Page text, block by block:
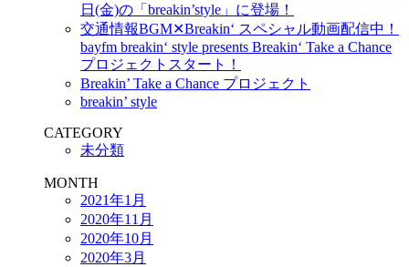
日(金)の「breakin’style」に登場！
交通情報BGM✕Breakin‘ スペシャル動画配信中！
bayfm breakin‘ style presents Breakin‘ Take a Chance
プロジェクトスタート！
Breakin’ Take a Chance プロジェクト
breakin’ style
CATEGORY
未分類
MONTH
2021年1月
2020年11月
2020年10月
2020年3月